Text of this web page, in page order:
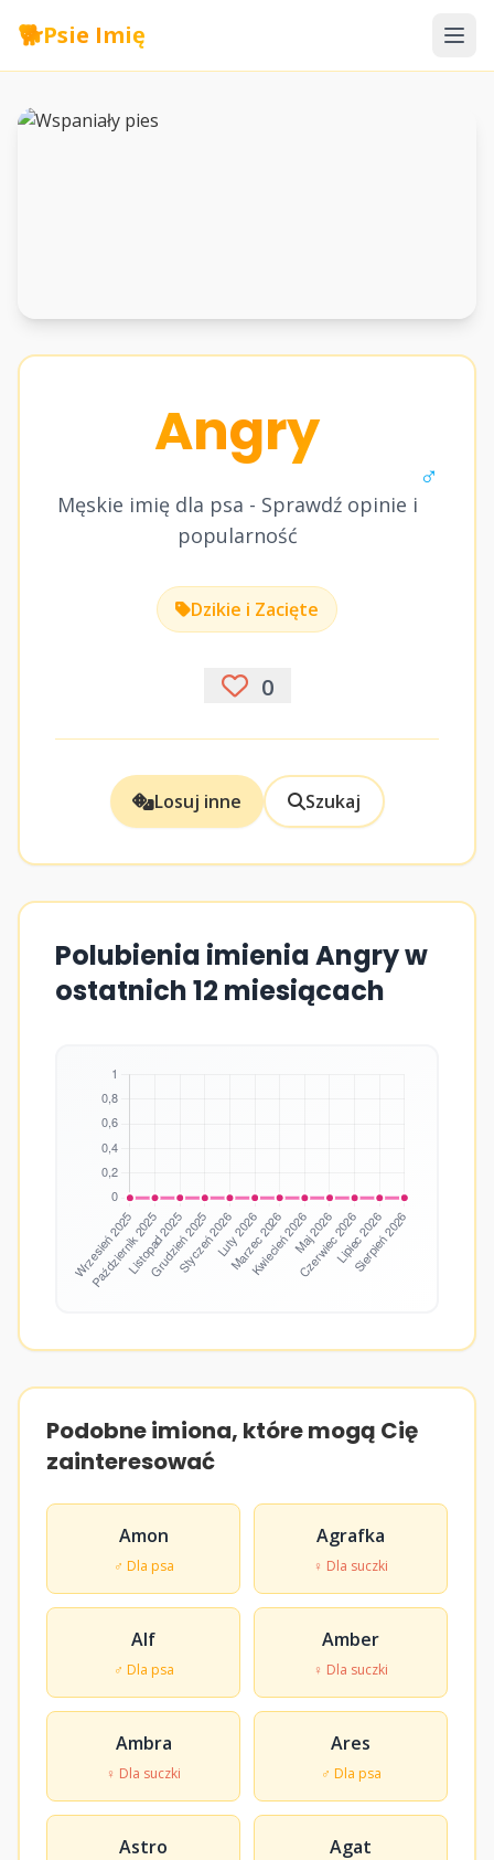
🐕Psie Imię
Angry
Męskie imię dla psa - Sprawdź opinie i
popularność
♂
Dzikie i Zacięte
0
Losuj inne Szukaj
Polubienia imienia Angry w
ostatnich 12 miesiącach
Podobne imiona, które mogą Cię
zainteresować
Amon
♂ Dla psa
Agrafka
♀ Dla suczki
Alf
♂ Dla psa
Amber
♀ Dla suczki
Ambra
♀ Dla suczki
Ares
♂ Dla psa
Astro Agat